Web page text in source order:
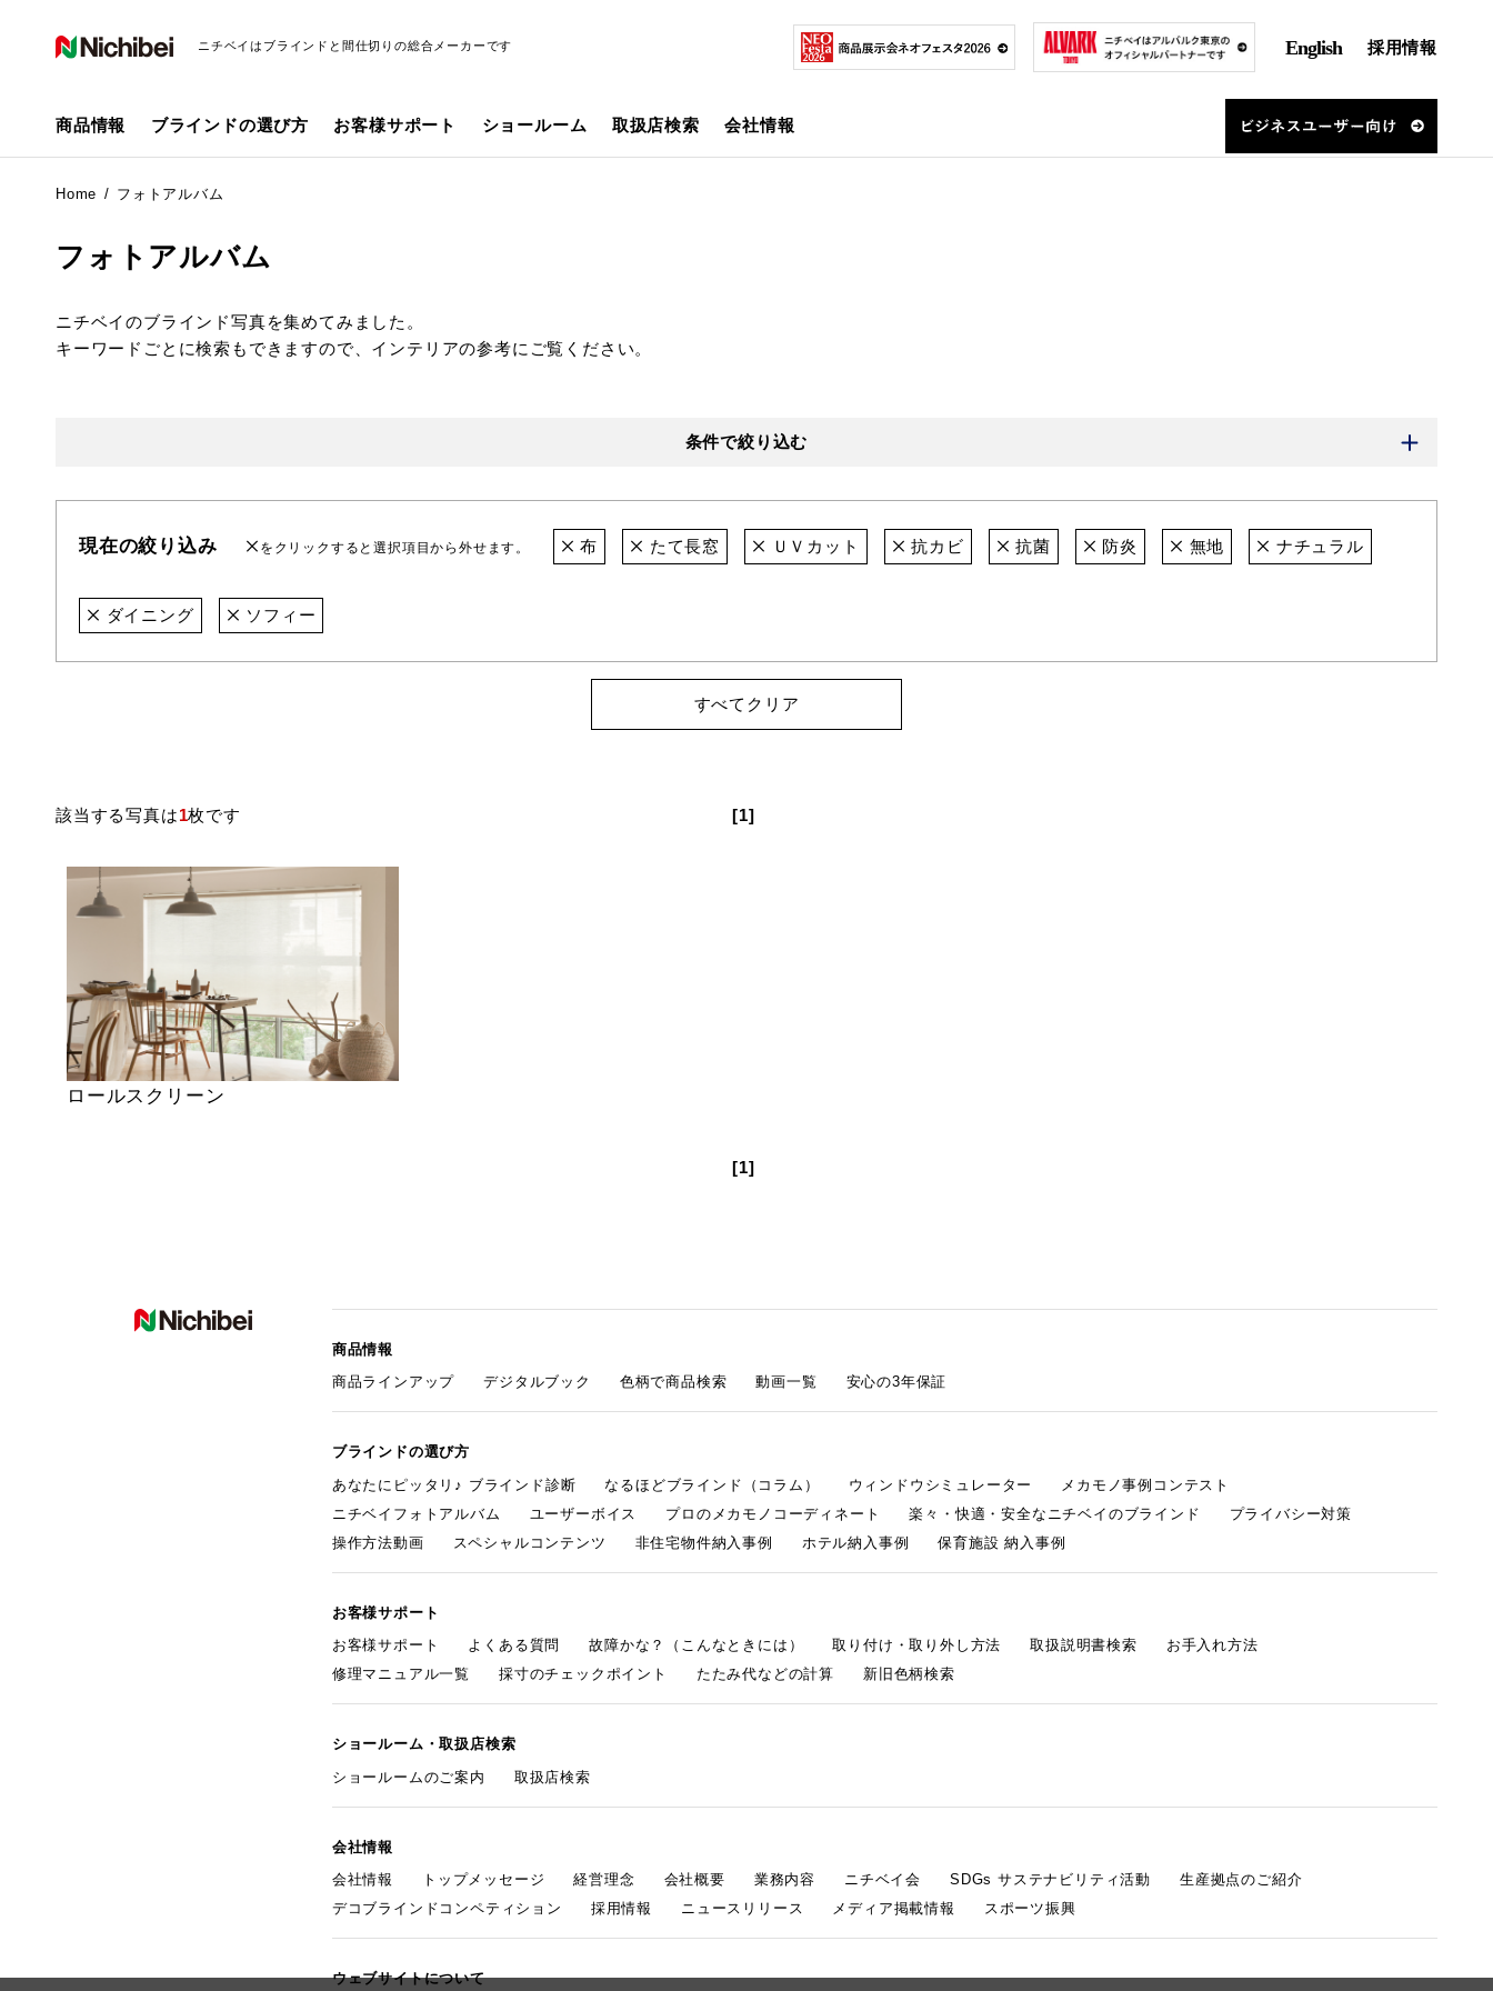
ニチベイはブラインドと間仕切りの総合メーカーです English 採用情報
商品情報 ブラインドの選び方 お客様サポート ショールーム 取扱店検索 会社情報
Home フォトアルバム
フォトアルバム
ニチベイのブラインド写真を集めてみました。
キーワードごとに検索もできますので、インテリアの参考にご覧ください。
条件で絞り込む
現在の絞り込み をクリックすると選択項目から外せます。 布 たて長窓 ＵＶカット 抗カビ 抗菌 防炎 無地 ナチュラル
ダイニング ソフィー
すべてクリア
該当する写真は1枚です [1]
ロールスクリーン
[1]
商品情報
商品ラインアップ
デジタルブック 色柄で商品検索 動画一覧 安心の3年保証
ブラインドの選び方
あなたにピッタリ♪ ブラインド診断
なるほどブラインド（コラム） ウィンドウシミュレーター
メカモノ事例コンテスト
ニチベイフォトアルバム
ユーザーボイス プロのメカモノコーディネート 楽々・快適・安全なニチベイのブラインド
プライバシー対策
操作方法動画
スペシャルコンテンツ 非住宅物件納入事例 ホテル納入事例 保育施設 納入事例
お客様サポート
お客様サポート
よくある質問 故障かな？（こんなときには） 取り付け・取り外し方法 取扱説明書検索
お手入れ方法
修理マニュアル一覧
採寸のチェックポイント たたみ代などの計算 新旧色柄検索
ショールーム・取扱店検索
ショールームのご案内
取扱店検索
会社情報
会社情報
トップメッセージ 経営理念 会社概要 業務内容 ニチベイ会 SDGs サステナビリティ活動
生産拠点のご紹介
デコブラインドコンペティション
採用情報 ニュースリリース メディア掲載情報 スポーツ振興
ウェブサイトについて